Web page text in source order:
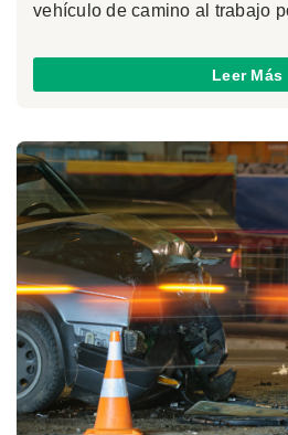
vehículo de camino al trabajo
Leer Más